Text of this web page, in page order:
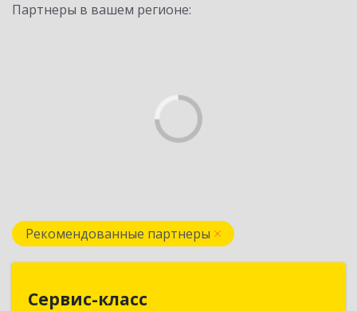
Партнеры в вашем регионе:
Рекомендованные партнеры
Сервис-класс